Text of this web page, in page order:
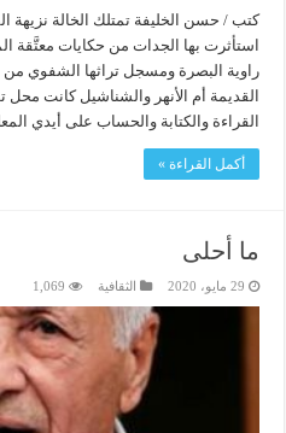
كتب / حسن الخليفة تمتلك الخالة
استأثرت بها الجدات من حكايات معتَّقة
راوية البصرة ومسجل تراثها الشفوي من
القديمة أم الأنهر والشناشيل كانت محل
القراءة والكتابة والحساب على أيدي
أكمل القراءة »
ما أحلى
29 مايو، 2020 الثقافية 1,069